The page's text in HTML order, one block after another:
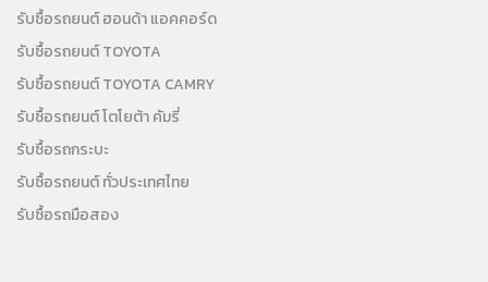
รับซื้อรถยนต์ ฮอนด้า แอคคอร์ด
รับซื้อรถยนต์ TOYOTA
รับซื้อรถยนต์ TOYOTA CAMRY
รับซื้อรถยนต์ โตโยต้า คัมรี่
รับซื้อรถกระบะ
รับซื้อรถยนต์ ทั่วประเทศไทย
รับซื้อรถมือสอง